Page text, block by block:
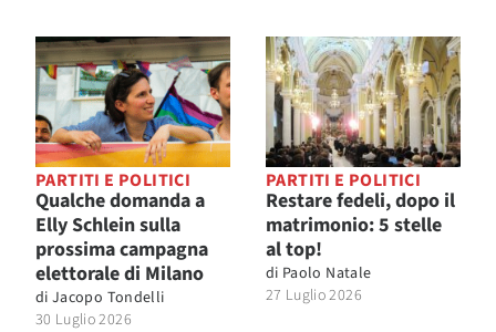
PARTITI E POLITICI
Qualche domanda a
Elly Schlein sulla
prossima campagna
elettorale di Milano
di Jacopo Tondelli
30 Luglio 2026
PARTITI E POLITICI
Restare fedeli, dopo il
matrimonio: 5 stelle
al top!
di Paolo Natale
27 Luglio 2026